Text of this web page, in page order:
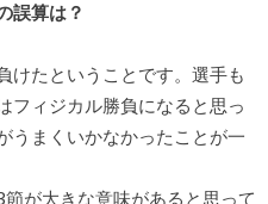
誤算は？
たということです。選手も
フィジカル勝負になると思っ
うまくいかなかったことが一
が大きな意味があると思って